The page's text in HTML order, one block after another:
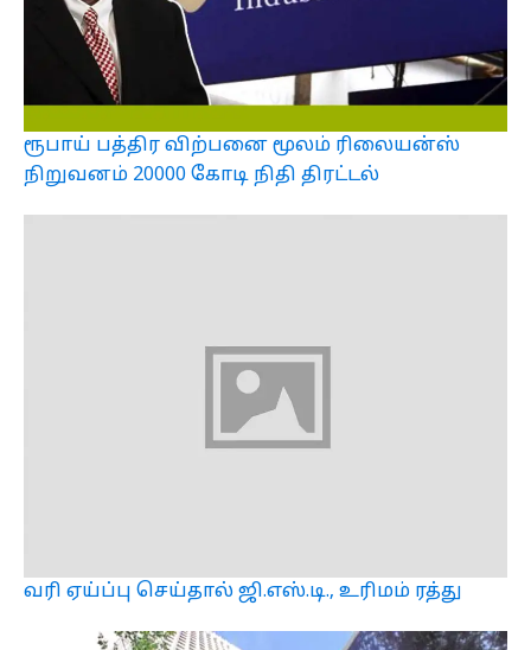
ரூபாய் பத்திர விற்பனை மூலம் ரிலையன்ஸ்
நிறுவனம் 20000 கோடி நிதி திரட்டல்
வரி ஏய்ப்பு செய்தால் ஜி.எஸ்.டி., உரிமம் ரத்து